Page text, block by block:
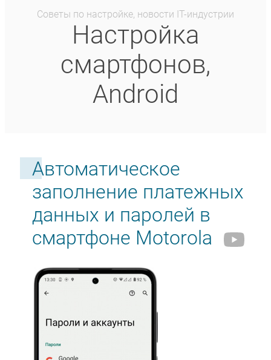
Советы по настройке, новости IT-индустрии
Настройка
смартфонов,
Android
Автоматическое
заполнение платежных
данных и паролей в
смартфоне Motorola